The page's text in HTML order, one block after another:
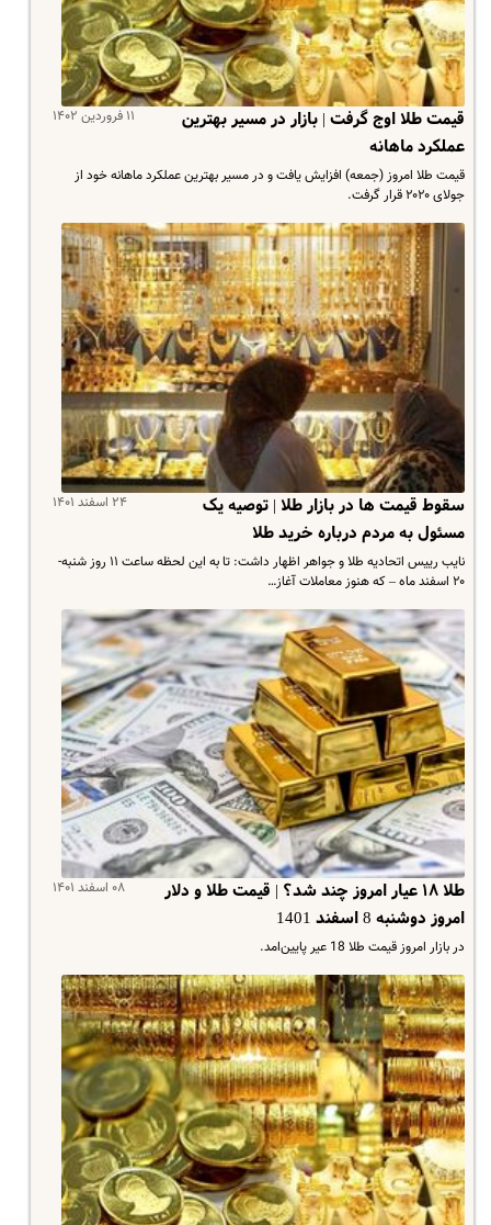
۱۱ فروردین ۱۴۰۲
قیمت طلا اوج گرفت | بازار در مسیر بهترین
عملکرد ماهانه
قیمت طلا امروز (جمعه) افزایش یافت و در مسیر بهترین عملکرد ماهانه خود از
جولای ۲۰۲۰ قرار گرفت.
۲۴ اسفند ۱۴۰۱
سقوط قیمت ها در بازار طلا | توصیه یک
مسئول به مردم درباره خرید طلا
نایب رییس اتحادیه طلا و جواهر اظهار داشت: تا به این لحظه ساعت ۱۱ روز شنبه-
۲۰ اسفند ماه – که هنوز معاملات آغاز…
۰۸ اسفند ۱۴۰۱
طلا ۱۸ عیار امروز چند شد؟ | قیمت طلا و دلار
امروز دوشنبه 8 اسفند 1401
در بازار امروز قیمت طلا 18 عیر پایین‌امد.